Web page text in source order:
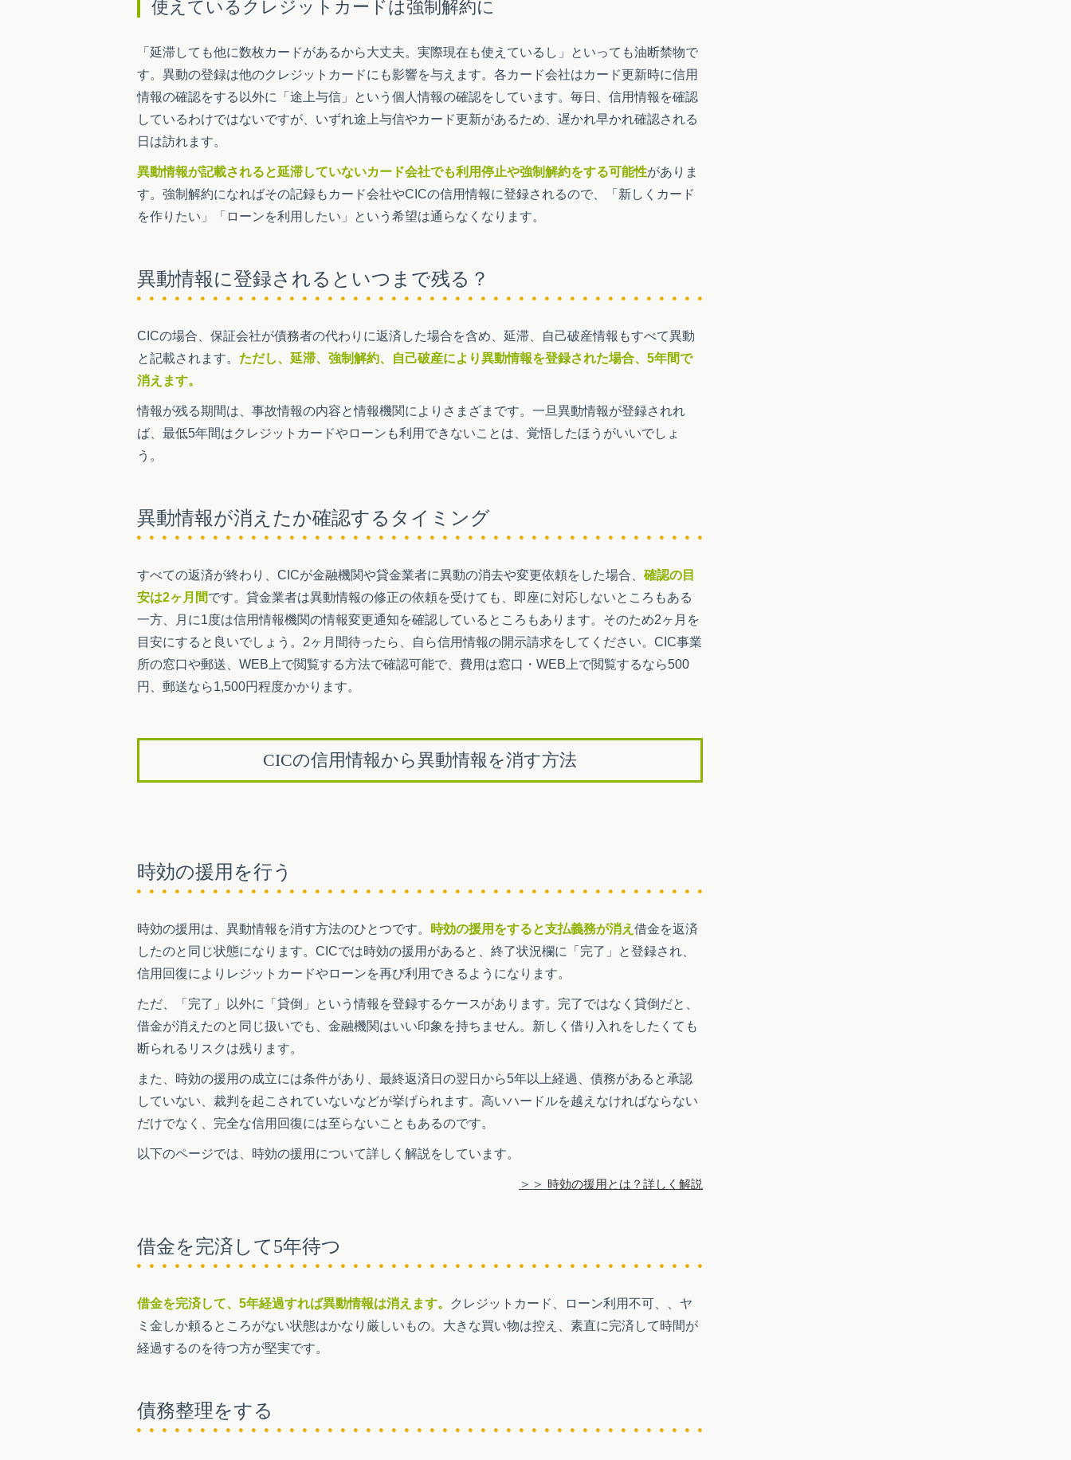
使えているクレジットカードは強制解約に
「延滞しても他に数枚カードがあるから大丈夫。実際現在も使えているし」といっても油断禁物で
す。異動の登録は他のクレジットカードにも影響を与えます。各カード会社はカード更新時に信用
情報の確認をする以外に「途上与信」という個人情報の確認をしています。毎日、信用情報を確認
しているわけではないですが、いずれ途上与信やカード更新があるため、遅かれ早かれ確認される
日は訪れます。
異動情報が記載されると延滞していないカード会社でも利用停止や強制解約をする可能性がありま
す。強制解約になればその記録もカード会社やCICの信用情報に登録されるので、「新しくカード
を作りたい」「ローンを利用したい」という希望は通らなくなります。
異動情報に登録されるといつまで残る？
CICの場合、保証会社が債務者の代わりに返済した場合を含め、延滞、自己破産情報もすべて異動
と記載されます。 ただし、延滞、強制解約、自己破産により異動情報を登録された場合、5年間で
消えます。
情報が残る期間は、事故情報の内容と情報機関によりさまざまです。一旦異動情報が登録されれ
ば、最低5年間はクレジットカードやローンも利用できないことは、覚悟したほうがいいでしょ
う。
異動情報が消えたか確認するタイミング
すべての返済が終わり、CICが金融機関や貸金業者に異動の消去や変更依頼をした場合、 確認の目
安は2ヶ月間です。貸金業者は異動情報の修正の依頼を受けても、即座に対応しないところもある
一方、月に1度は信用情報機関の情報変更通知を確認しているところもあります。そのため2ヶ月を
目安にすると良いでしょう。2ヶ月間待ったら、自ら信用情報の開示請求をしてください。CIC事業
所の窓口や郵送、WEB上で閲覧する方法で確認可能で、費用は窓口・WEB上で閲覧するなら500
円、郵送なら1,500円程度かかります。
CICの信用情報から異動情報を消す方法
時効の援用を行う
時効の援用は、異動情報を消す方法のひとつです。 時効の援用をすると支払義務が消え 借金を返済
したのと同じ状態になります。CICでは時効の援用があると、終了状況欄に「完了」と登録され、
信用回復によりレジットカードやローンを再び利用できるようになります。
ただ、「完了」以外に「貸倒」という情報を登録するケースがあります。完了ではなく貸倒だと、
借金が消えたのと同じ扱いでも、金融機関はいい印象を持ちません。新しく借り入れをしたくても
断られるリスクは残ります。
また、時効の援用の成立には条件があり、最終返済日の翌日から5年以上経過、債務があると承認
していない、裁判を起こされていないなどが挙げられます。高いハードルを越えなければならない
だけでなく、完全な信用回復には至らないこともあるのです。
以下のページでは、時効の援用について詳しく解説をしています。
時効の援用とは？詳しく解説
借金を完済して5年待つ
借金を完済して、5年経過すれば異動情報は消えます。
クレジットカード、ローン利用不可、、ヤ
ミ金しか頼るところがない状態はかなり厳しいもの。大きな買い物は控え、素直に完済して時間が
経過するのを待つ方が堅実です。
債務整理をする